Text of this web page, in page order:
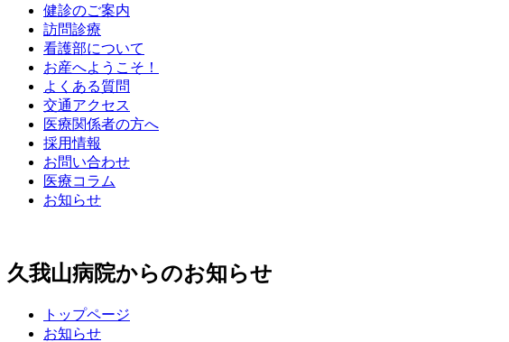
健診のご案内
訪問診療
看護部について
お産へようこそ！
よくある質問
交通アクセス
医療関係者の方へ
採用情報
お問い合わせ
医療コラム
お知らせ
久我山病院からのお知らせ
トップページ
お知らせ